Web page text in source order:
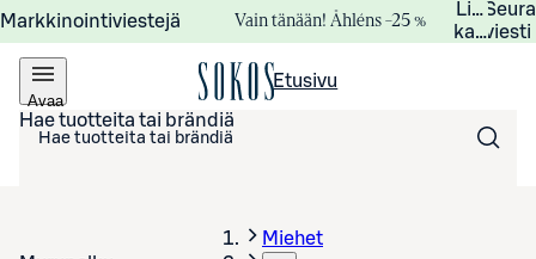
Markkinointiviestejä Vain tänään! Åhléns –25 %
viesti
Avaa
valikko
Etusivu
Hae tuotteita tai brändiä
Miehet